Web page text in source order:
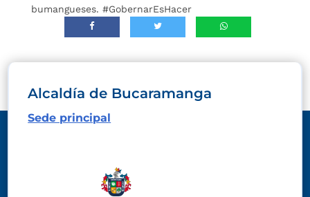
bumangueses. #GobernarEsHacer
Alcaldía de Bucaramanga
Sede principal